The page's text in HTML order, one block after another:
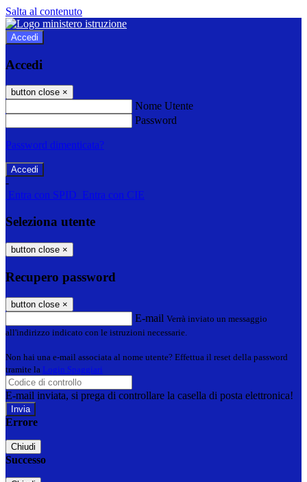
Salta al contenuto
Accedi
Accedi
button close ×
Nome Utente
Password
Password dimenticata?
-
Entra con SPID Entra con CIE
Seleziona utente
button close ×
Recupero password
button close ×
E-mail Verrà inviato un messaggio
all'indirizzo indicato con le istruzioni necessarie.
Non hai una e-mail associata al nome utente? Effettua il reset della password
tramite la Login Spaggiari
E-mail inviata, si prega di controllare la casella di posta elettronica!
Errore
Chiudi
Successo